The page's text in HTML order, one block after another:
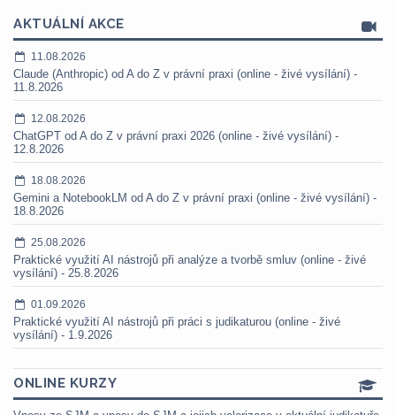
AKTUÁLNÍ AKCE
11.08.2026
Claude (Anthropic) od A do Z v právní praxi (online - živé vysílání) -
11.8.2026
12.08.2026
ChatGPT od A do Z v právní praxi 2026 (online - živé vysílání) -
12.8.2026
18.08.2026
Gemini a NotebookLM od A do Z v právní praxi (online - živé vysílání) -
18.8.2026
25.08.2026
Praktické využití AI nástrojů při analýze a tvorbě smluv (online - živé
vysílání) - 25.8.2026
01.09.2026
Praktické využití AI nástrojů při práci s judikaturou (online - živé
vysílání) - 1.9.2026
ONLINE KURZY